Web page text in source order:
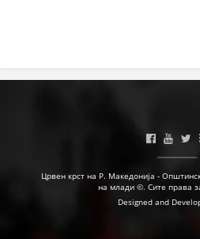
Црвен крст на Р. Македонија -
на млади ©. Сите права
Designed and